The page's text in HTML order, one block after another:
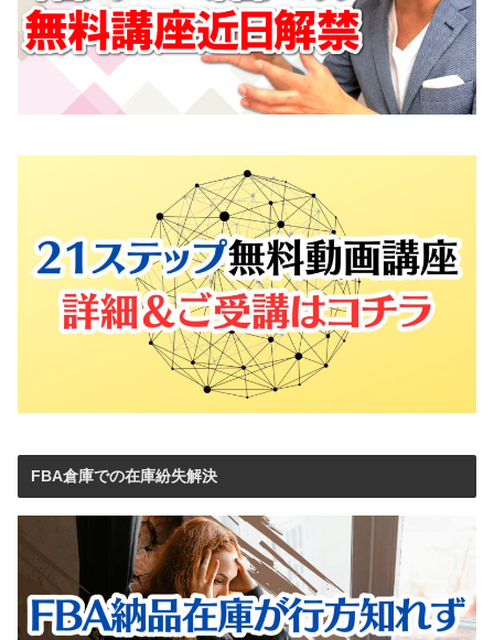
FBA倉庫での在庫紛失解決